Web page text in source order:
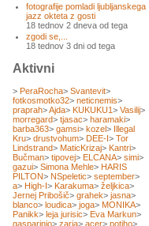
fotografije pomladi ljubljanskega
jazz okteta z gosti
18 tednov 2 dneva od tega
zgodi se,...
18 tednov 3 dni od tega
Aktivni
> PeraRocha> Svantevit>
fotkosmotko32> neticnemis>
praprah>Ajda> KUKUKU1> Vasilij>
morregard> tjasac> haramaki>
barba363> gamsi> kozel> Illegal
Kru> drustvohum> DEE-I> Tor
Lindstrand> MaticKrizaj> Kantri>
Bučman> tipovej> ELCANA> simi>
gazui> Simona Mehle> HARIS
PILTON> NSpeletic> september>
a> High-I> Karakuma> željkica>
Jernej Pribošič> grahek> jasna>
blanco> loudica> joga> MONIKA>
Panikk> leja jurisic> Eva Markun>
gasparinjo> zarja> acer> potiho>